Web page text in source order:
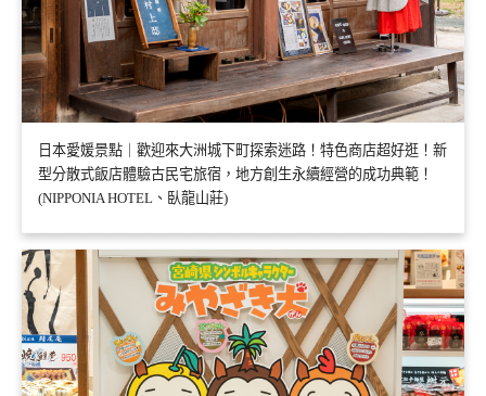
日本愛媛景點｜歡迎來大洲城下町探索迷路！特色商店超好逛！新
型分散式飯店體驗古民宅旅宿，地方創生永續經營的成功典範！
(NIPPONIA HOTEL、臥龍山莊)